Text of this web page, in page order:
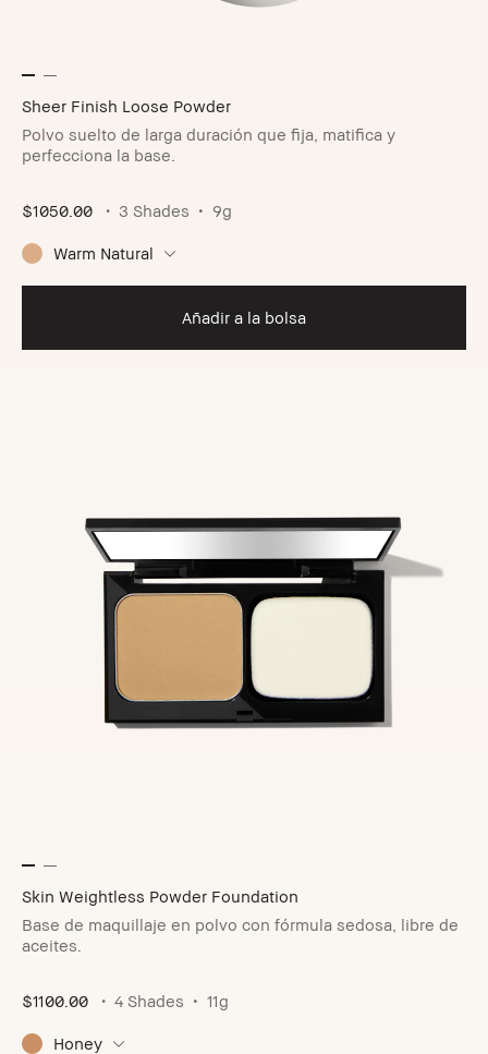
Sheer Finish Loose Powder
Polvo suelto de larga duración que fija, matifica y
perfecciona la base.
$1050.00 3 Shades 9g
Warm Natural
Añadir a la bolsa
Skin Weightless Powder Foundation
Base de maquillaje en polvo con fórmula sedosa, libre de
aceites.
$1100.00 4 Shades 11g
Honey